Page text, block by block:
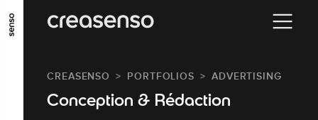
GO TO MAIN CONTENT GO TO MAIN MENU
CREASENSO PORTFOLIOS ADVERTISING
Conception & Rédaction